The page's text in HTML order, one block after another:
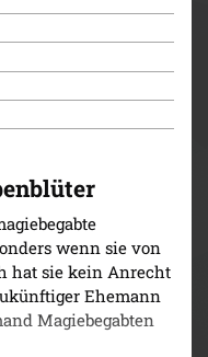
wenn sie von
hat sie kein Anrecht
Ehemann
Magiebegabten